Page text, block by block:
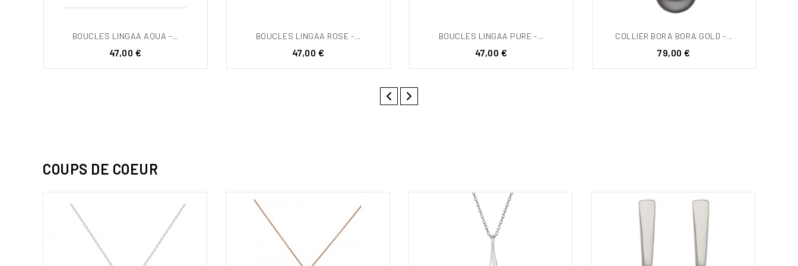
BOUCLES LINGAA AQUA -...
Prix
47,00 €
BOUCLES LINGAA ROSE -...
Prix
47,00 €
BOUCLES LINGAA PURE -...
Prix
47,00 €
COLLIER BORA BORA GOLD -...
Prix
79,00 €
COUPS DE COEUR